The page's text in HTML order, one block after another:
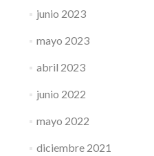
junio 2023
mayo 2023
abril 2023
junio 2022
mayo 2022
diciembre 2021